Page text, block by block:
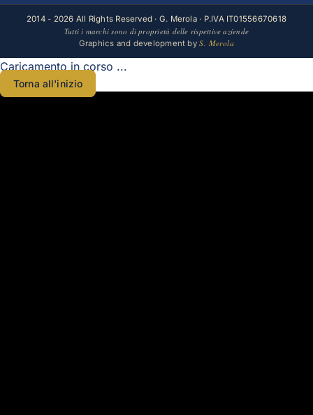
2014 - 2026 All Rights Reserved · G. Merola · P.IVA IT01556670618
Tutti i marchi sono di proprietà delle rispettive aziende
Graphics and development byS. Merola
Caricamento in corso ...
Torna all'inizio